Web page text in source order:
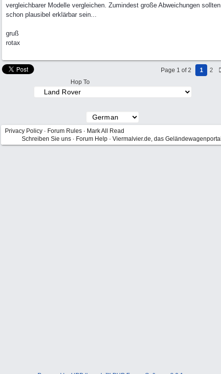
vergleichbarer Modelle vergleichen. Zumindest große Abweichungen sollten
schon plausibel erklärbar sein...
gruß
rotax
Page 1 of 2 1
2
Hop To
Privacy Policy · Forum Rules · Mark All Read
Schreiben Sie uns · Forum Help · Viermalvier.de, das